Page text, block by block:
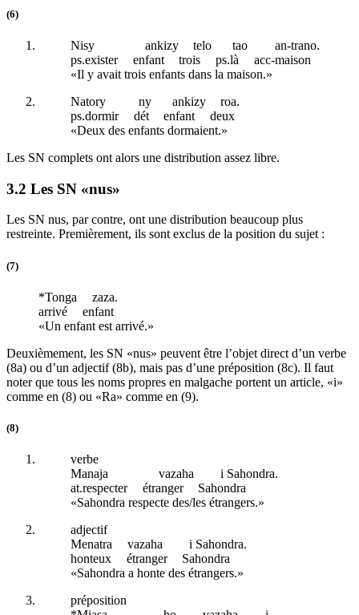
(6)
Nisy ankizy telo tao
an-trano.
ps.exister enfant trois ps.là acc-maison
«Il y avait trois enfants dans la maison.»
Natory
ny ankizy
roa.
ps.dormir dét enfant
deux
«Deux des enfants dormaient.»
Les SN complets ont alors une distribution assez libre.
3.2 Les SN «nus»
Les SN nus, par contre, ont une distribution beaucoup plus
restreinte. Premièrement, ils sont exclus de la position du sujet :
(7)
*Tonga
zaza.
arrivé
enfant
«Un enfant est arrivé.»
Deuxièmement, les SN «nus» peuvent être l’objet direct d’un verbe
(8a) ou d’un adjectif (8b), mais pas d’une préposition (8c). Il faut
noter que tous les noms propres en malgache portent un article, «i»
comme en (8) ou «Ra» comme en (9).
(8)
verbe
Manaja
vazaha
i Sahondra.
at.respecter étranger
Sahondra
«Sahondra respecte des/les étrangers.»
adjectif
Menatra
vazaha
i Sahondra.
honteux
étranger
Sahondra
«Sahondra a honte des étrangers.»
préposition